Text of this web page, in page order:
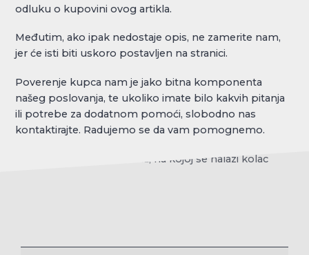
odluku o kupovini ovog artikla.
Međutim, ako ipak nedostaje opis, ne zamerite nam,
jer će isti biti uskoro postavljen na stranici.
Poverenje kupca nam je jako bitna komponenta
našeg poslovanja, te ukoliko imate bilo kakvih pitanja
ili potrebe za dodatnom pomoći, slobodno nas
kontaktirajte. Radujemo se da vam pomognemo.